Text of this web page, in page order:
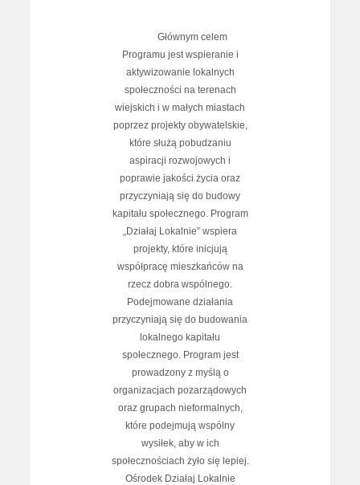
Głównym celem
Programu jest wspieranie i
aktywizowanie lokalnych
społeczności na terenach
wiejskich i w małych miastach
poprzez projekty obywatelskie,
które służą pobudzaniu
aspiracji rozwojowych i
poprawie jakości życia oraz
przyczyniają się do budowy
kapitału społecznego. Program
„Działaj Lokalnie” wspiera
projekty, które inicjują
współpracę mieszkańców na
rzecz dobra wspólnego.
Podejmowane działania
przyczyniają się do budowania
lokalnego kapitału
społecznego. Program jest
prowadzony z myślą o
organizacjach pozarządowych
oraz grupach nieformalnych,
które podejmują wspólny
wysiłek, aby w ich
społecznościach żyło się lepiej.
Ośrodek Działaj Lokalnie